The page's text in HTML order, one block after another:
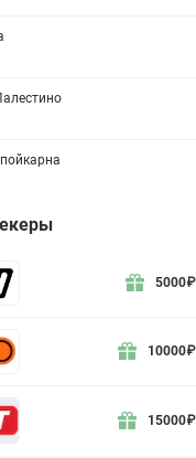
5000₽
10000₽
15000₽